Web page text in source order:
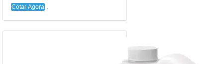
Cotar Agora